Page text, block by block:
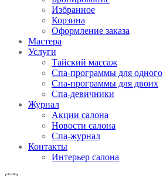
Избранное
Корзина
Оформление заказа
Мастера
Услуги
Тайский массаж
Спа-программы для одного
Спа-программы для двоих
Спа-девичники
Журнал
Акции салона
Новости салона
Спа-журнал
Контакты
Интерьер салона